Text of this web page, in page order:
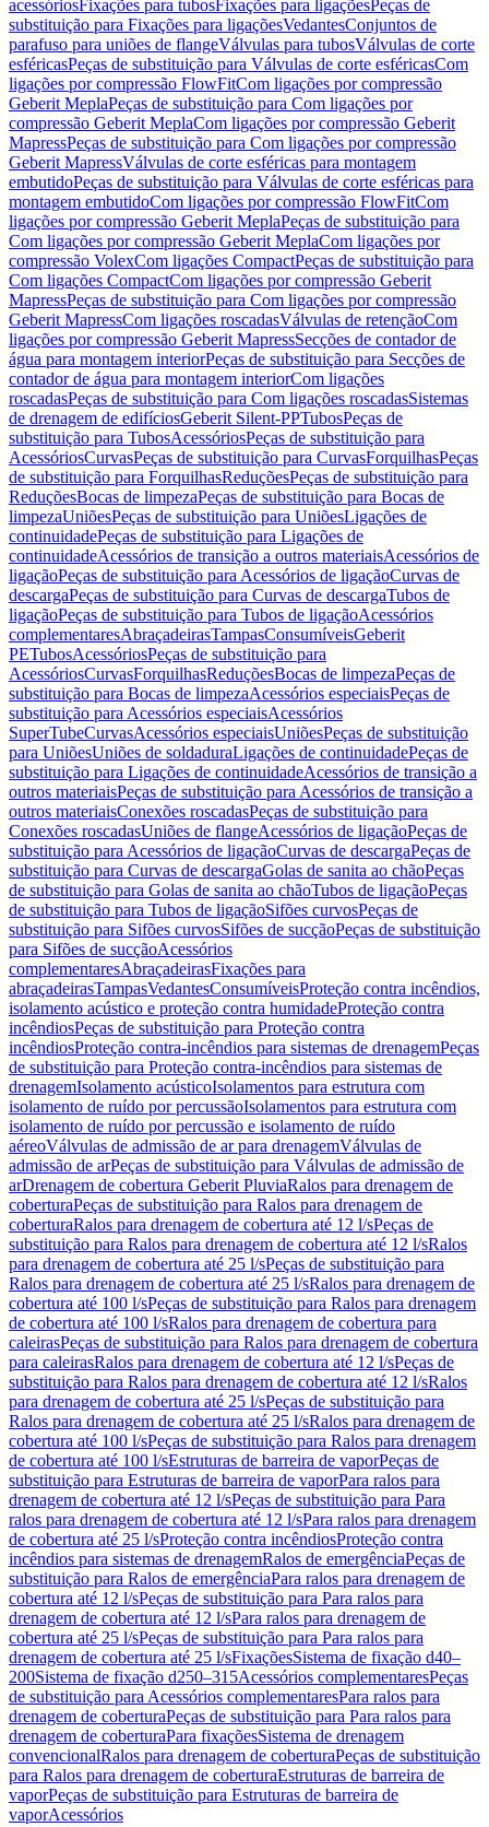
acessóriosFixações para tubosFixações para ligaçõesPeças de
substituição para Fixações para ligaçõesVedantesConjuntos de
parafuso para uniões de flangeVálvulas para tubosVálvulas de corte
esféricasPeças de substituição para Válvulas de corte esféricasCom
ligações por compressão FlowFitCom ligações por compressão
Geberit MeplaPeças de substituição para Com ligações por
compressão Geberit MeplaCom ligações por compressão Geberit
MapressPeças de substituição para Com ligações por compressão
Geberit MapressVálvulas de corte esféricas para montagem
embutidoPeças de substituição para Válvulas de corte esféricas para
montagem embutidoCom ligações por compressão FlowFitCom
ligações por compressão Geberit MeplaPeças de substituição para
Com ligações por compressão Geberit MeplaCom ligações por
compressão VolexCom ligações CompactPeças de substituição para
Com ligações CompactCom ligações por compressão Geberit
MapressPeças de substituição para Com ligações por compressão
Geberit MapressCom ligações roscadasVálvulas de retençãoCom
ligações por compressão Geberit MapressSecções de contador de
água para montagem interiorPeças de substituição para Secções de
contador de água para montagem interiorCom ligações
roscadasPeças de substituição para Com ligações roscadasSistemas
de drenagem de edifíciosGeberit Silent-PPTubosPeças de
substituição para TubosAcessóriosPeças de substituição para
AcessóriosCurvasPeças de substituição para CurvasForquilhasPeças
de substituição para ForquilhasReduçõesPeças de substituição para
ReduçõesBocas de limpezaPeças de substituição para Bocas de
limpezaUniõesPeças de substituição para UniõesLigações de
continuidadePeças de substituição para Ligações de
continuidadeAcessórios de transição a outros materiaisAcessórios de
ligaçãoPeças de substituição para Acessórios de ligaçãoCurvas de
descargaPeças de substituição para Curvas de descargaTubos de
ligaçãoPeças de substituição para Tubos de ligaçãoAcessórios
complementaresAbraçadeirasTampasConsumíveisGeberit
PETubosAcessóriosPeças de substituição para
AcessóriosCurvasForquilhasReduçõesBocas de limpezaPeças de
substituição para Bocas de limpezaAcessórios especiaisPeças de
substituição para Acessórios especiaisAcessórios
SuperTubeCurvasAcessórios especiaisUniõesPeças de substituição
para UniõesUniões de soldaduraLigações de continuidadePeças de
substituição para Ligações de continuidadeAcessórios de transição a
outros materiaisPeças de substituição para Acessórios de transição a
outros materiaisConexões roscadasPeças de substituição para
Conexões roscadasUniões de flangeAcessórios de ligaçãoPeças de
substituição para Acessórios de ligaçãoCurvas de descargaPeças de
substituição para Curvas de descargaGolas de sanita ao chãoPeças
de substituição para Golas de sanita ao chãoTubos de ligaçãoPeças
de substituição para Tubos de ligaçãoSifões curvosPeças de
substituição para Sifões curvosSifões de sucçãoPeças de substituição
para Sifões de sucçãoAcessórios
complementaresAbraçadeirasFixações para
abraçadeirasTampasVedantesConsumíveisProteção contra incêndios,
isolamento acústico e proteção contra humidadeProteção contra
incêndiosPeças de substituição para Proteção contra
incêndiosProteção contra-incêndios para sistemas de drenagemPeças
de substituição para Proteção contra-incêndios para sistemas de
drenagemIsolamento acústicoIsolamentos para estrutura com
isolamento de ruído por percussãoIsolamentos para estrutura com
isolamento de ruído por percussão e isolamento de ruído
aéreoVálvulas de admissão de ar para drenagemVálvulas de
admissão de arPeças de substituição para Válvulas de admissão de
arDrenagem de cobertura Geberit PluviaRalos para drenagem de
coberturaPeças de substituição para Ralos para drenagem de
coberturaRalos para drenagem de cobertura até 12 l/sPeças de
substituição para Ralos para drenagem de cobertura até 12 l/sRalos
para drenagem de cobertura até 25 l/sPeças de substituição para
Ralos para drenagem de cobertura até 25 l/sRalos para drenagem de
cobertura até 100 l/sPeças de substituição para Ralos para drenagem
de cobertura até 100 l/sRalos para drenagem de cobertura para
caleirasPeças de substituição para Ralos para drenagem de cobertura
para caleirasRalos para drenagem de cobertura até 12 l/sPeças de
substituição para Ralos para drenagem de cobertura até 12 l/sRalos
para drenagem de cobertura até 25 l/sPeças de substituição para
Ralos para drenagem de cobertura até 25 l/sRalos para drenagem de
cobertura até 100 l/sPeças de substituição para Ralos para drenagem
de cobertura até 100 l/sEstruturas de barreira de vaporPeças de
substituição para Estruturas de barreira de vaporPara ralos para
drenagem de cobertura até 12 l/sPeças de substituição para Para
ralos para drenagem de cobertura até 12 l/sPara ralos para drenagem
de cobertura até 25 l/sProteção contra incêndiosProteção contra
incêndios para sistemas de drenagemRalos de emergênciaPeças de
substituição para Ralos de emergênciaPara ralos para drenagem de
cobertura até 12 l/sPeças de substituição para Para ralos para
drenagem de cobertura até 12 l/sPara ralos para drenagem de
cobertura até 25 l/sPeças de substituição para Para ralos para
drenagem de cobertura até 25 l/sFixaçõesSistema de fixação d40–
200Sistema de fixação d250–315Acessórios complementaresPeças
de substituição para Acessórios complementaresPara ralos para
drenagem de coberturaPeças de substituição para Para ralos para
drenagem de coberturaPara fixaçõesSistema de drenagem
convencionalRalos para drenagem de coberturaPeças de substituição
para Ralos para drenagem de coberturaEstruturas de barreira de
vaporPeças de substituição para Estruturas de barreira de
vaporAcessórios